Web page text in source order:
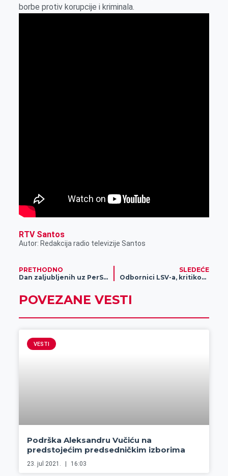
borbe protiv korupcije i kriminala.
RTV Santos
Autor: Redakcija radio televizije Santos
PRETHODNO
Dan zaljubljenih uz PerSu markete
SLEDEĆE
Odbornici LSV-a, kritikovali odluku Gradske kuće o režimu ulasku u istu.
POVEZANE VESTI
VESTI
Podrška Aleksandru Vučiću na
predstojećim predsedničkim izborima
23. jul 2021. 16:03